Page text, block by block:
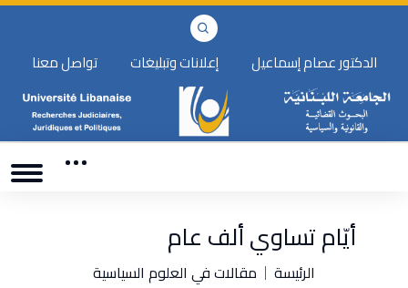
الدكتور عصام إسماعيل إعلانات وتبليغات تواصل معنا
أيّام تساوي ألف عام
الرئيسة مقالات في العلوم السياسية